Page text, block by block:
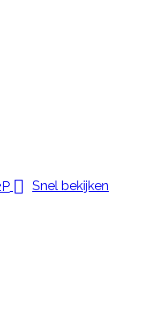
 Snel bekijken